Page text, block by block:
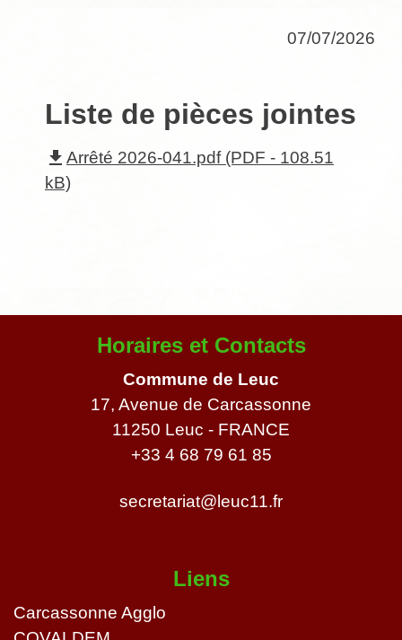
07/07/2026
Liste de pièces jointes
file_download Arrêté 2026-041.pdf (PDF - 108.51
kB)
Horaires et Contacts
Commune de Leuc
17, Avenue de Carcassonne
11250 Leuc - FRANCE
+33 4 68 79 61 85
secretariat@leuc11.fr
Liens
Carcassonne Agglo